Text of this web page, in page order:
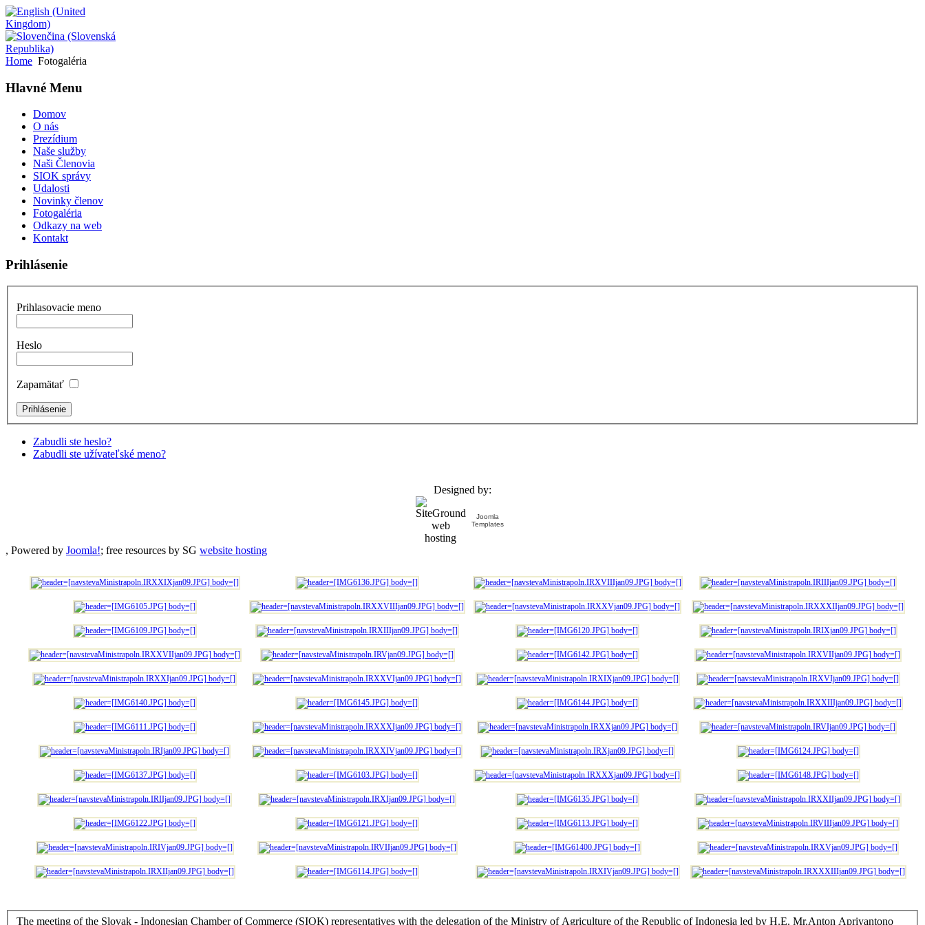
Home Fotogaléria
Hlavné Menu
Domov
O nás
Prezídium
Naše služby
Naši Členovia
SIOK správy
Udalosti
Novinky členov
Fotogaléria
Odkazy na web
Kontakt
Prihlásenie
Prihlasovacie meno
Heslo
Zapamätať
Zabudli ste heslo?
Zabudli ste užívateľské meno?
Designed by:
Joomla
Templates
, Powered by Joomla!; free resources by SG website hosting
The meeting of the Slovak - Indonesian Chamber of Commerce (SIOK) representatives with the delegation of the Ministry of Agriculture of the Republic of Indonesia led by H.E. Mr.Anton Apriyantono